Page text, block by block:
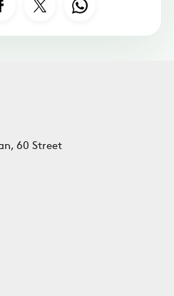
60 Street